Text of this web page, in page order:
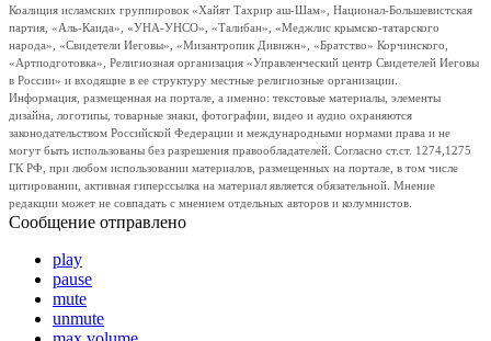
Коалиция исламских группировок «Хайят Тахрир аш-Шам», Национал-Большевистская
партия, «Аль-Каида», «УНА-УНСО», «Талибан», «Меджлис крымско-татарского
народа», «Свидетели Иеговы», «Мизантропик Дивижн», «Братство» Корчинского,
«Артподготовка», Религиозная организация «Управленческий центр Свидетелей Иеговы
в России» и входящие в ее структуру местные религиозные организации.
Информация, размещенная на портале, а именно: текстовые материалы, элементы
дизайна, логотипы, товарные знаки, фотографии, видео и аудио охраняются
законодательством Российской Федерации и международными нормами права и не
могут быть использованы без разрешения правообладателей. Согласно ст.ст. 1274,1275
ГК РФ, при любом использовании материалов, размещенных на портале, в том числе
цитировании, активная гиперссылка на материал является обязательной. Мнение
редакции может не совпадать с мнением отдельных авторов и колумнистов.
Сообщение отправлено
play
pause
mute
unmute